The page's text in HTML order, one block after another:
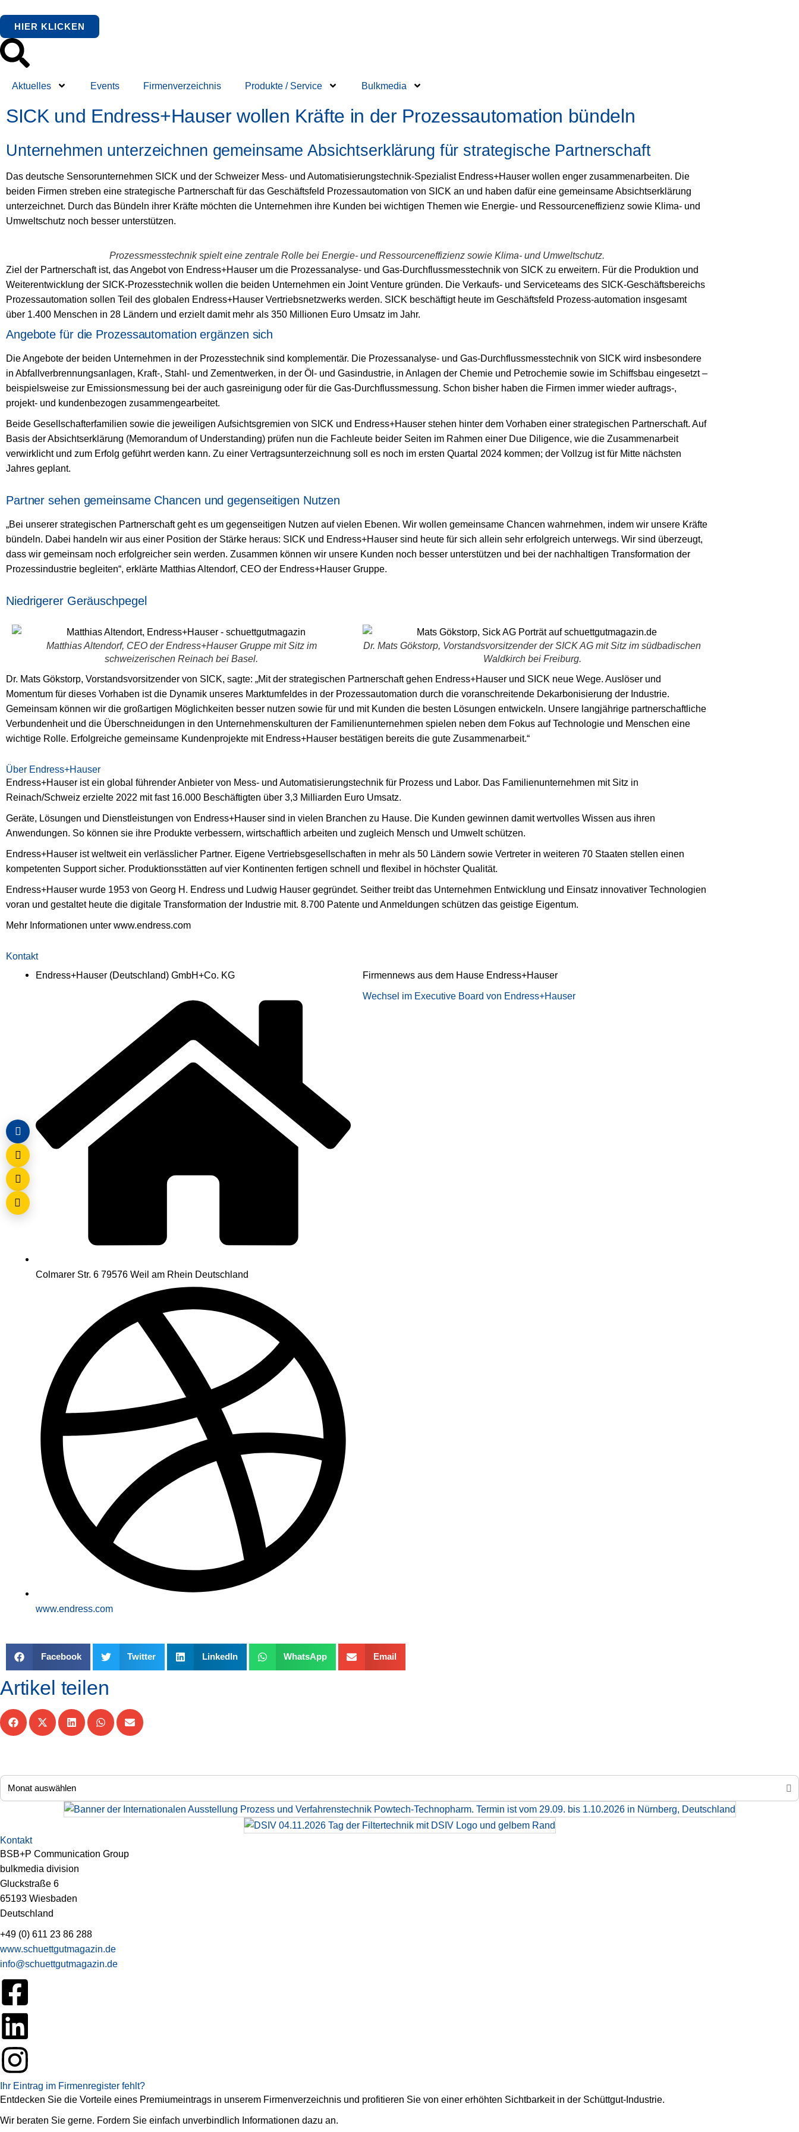
HIER KLICKEN
Aktuelles Events Firmenverzeichnis Produkte / Service Bulkmedia
SICK und Endress+Hauser wollen Kräfte in der Prozessautomation bündeln
Unternehmen unterzeichnen gemeinsame Absichtserklärung für strategische Partnerschaft
Das deutsche Sensorunternehmen SICK und der Schweizer Mess- und Automatisierungstechnik-Spezialist Endress+Hauser wollen enger zusammenarbeiten. Die
beiden Firmen streben eine strategische Partnerschaft für das Geschäftsfeld Prozessautomation von SICK an und haben dafür eine gemeinsame Absichtserklärung
unterzeichnet. Durch das Bündeln ihrer Kräfte möchten die Unternehmen ihre Kunden bei wichtigen Themen wie Energie- und Ressourceneffizienz sowie Klima- und
Umweltschutz noch besser unterstützen.
Prozessmesstechnik spielt eine zentrale Rolle bei Energie- und Ressourceneffizienz sowie Klima- und Umweltschutz.
Ziel der Partnerschaft ist, das Angebot von Endress+Hauser um die Prozessanalyse- und Gas-Durchflussmesstechnik von SICK zu erweitern. Für die Produktion und
Weiterentwicklung der SICK-Prozesstechnik wollen die beiden Unternehmen ein Joint Venture gründen. Die Verkaufs- und Serviceteams des SICK-Geschäftsbereichs
Prozessautomation sollen Teil des globalen Endress+Hauser Vertriebsnetzwerks werden. SICK beschäftigt heute im Geschäftsfeld Prozess-automation insgesamt
über 1.400 Menschen in 28 Ländern und erzielt damit mehr als 350 Millionen Euro Umsatz im Jahr.
Angebote für die Prozessautomation ergänzen sich
Die Angebote der beiden Unternehmen in der Prozesstechnik sind komplementär. Die Prozessanalyse- und Gas-Durchflussmesstechnik von SICK wird insbesondere
in Abfallverbrennungsanlagen, Kraft-, Stahl- und Zementwerken, in der Öl- und Gasindustrie, in Anlagen der Chemie und Petrochemie sowie im Schiffsbau eingesetzt –
beispielsweise zur Emissionsmessung bei der auch gasreinigung oder für die Gas-Durchflussmessung. Schon bisher haben die Firmen immer wieder auftrags-,
projekt- und kundenbezogen zusammengearbeitet.
Beide Gesellschafterfamilien sowie die jeweiligen Aufsichtsgremien von SICK und Endress+Hauser stehen hinter dem Vorhaben einer strategischen Partnerschaft. Auf
Basis der Absichtserklärung (Memorandum of Understanding) prüfen nun die Fachleute beider Seiten im Rahmen einer Due Diligence, wie die Zusammenarbeit
verwirklicht und zum Erfolg geführt werden kann. Zu einer Vertragsunterzeichnung soll es noch im ersten Quartal 2024 kommen; der Vollzug ist für Mitte nächsten
Jahres geplant.
Partner sehen gemeinsame Chancen und gegenseitigen Nutzen
„Bei unserer strategischen Partnerschaft geht es um gegenseitigen Nutzen auf vielen Ebenen. Wir wollen gemeinsame Chancen wahrnehmen, indem wir unsere Kräfte
bündeln. Dabei handeln wir aus einer Position der Stärke heraus: SICK und Endress+Hauser sind heute für sich allein sehr erfolgreich unterwegs. Wir sind überzeugt,
dass wir gemeinsam noch erfolgreicher sein werden. Zusammen können wir unsere Kunden noch besser unterstützen und bei der nachhaltigen Transformation der
Prozessindustrie begleiten“, erklärte Matthias Altendorf, CEO der Endress+Hauser Gruppe.
Niedrigerer Geräuschpegel
Matthias Altendorf, CEO der Endress+Hauser Gruppe mit Sitz im
schweizerischen Reinach bei Basel.
Dr. Mats Gökstorp, Vorstandsvorsitzender der SICK AG mit Sitz im südbadischen
Waldkirch bei Freiburg.
Dr. Mats Gökstorp, Vorstandsvorsitzender von SICK, sagte: „Mit der strategischen Partnerschaft gehen Endress+Hauser und SICK neue Wege. Auslöser und
Momentum für dieses Vorhaben ist die Dynamik unseres Marktumfeldes in der Prozessautomation durch die voranschreitende Dekarbonisierung der Industrie.
Gemeinsam können wir die großartigen Möglichkeiten besser nutzen sowie für und mit Kunden die besten Lösungen entwickeln. Unsere langjährige partnerschaftliche
Verbundenheit und die Überschneidungen in den Unternehmenskulturen der Familienunternehmen spielen neben dem Fokus auf Technologie und Menschen eine
wichtige Rolle. Erfolgreiche gemeinsame Kundenprojekte mit Endress+Hauser bestätigen bereits die gute Zusammenarbeit.“
Über Endress+Hauser
Endress+Hauser ist ein global führender Anbieter von Mess- und Automatisierungstechnik für Prozess und Labor. Das Familienunternehmen mit Sitz in
Reinach/Schweiz erzielte 2022 mit fast 16.000 Beschäftigten über 3,3 Milliarden Euro Umsatz.
Geräte, Lösungen und Dienstleistungen von Endress+Hauser sind in vielen Branchen zu Hause. Die Kunden gewinnen damit wertvolles Wissen aus ihren
Anwendungen. So können sie ihre Produkte verbessern, wirtschaftlich arbeiten und zugleich Mensch und Umwelt schützen.
Endress+Hauser ist weltweit ein verlässlicher Partner. Eigene Vertriebsgesellschaften in mehr als 50 Ländern sowie Vertreter in weiteren 70 Staaten stellen einen
kompetenten Support sicher. Produktionsstätten auf vier Kontinenten fertigen schnell und flexibel in höchster Qualität.
Endress+Hauser wurde 1953 von Georg H. Endress und Ludwig Hauser gegründet. Seither treibt das Unternehmen Entwicklung und Einsatz innovativer Technologien
voran und gestaltet heute die digitale Transformation der Industrie mit. 8.700 Patente und Anmeldungen schützen das geistige Eigentum.
Mehr Informationen unter www.endress.com
Kontakt
Endress+Hauser (Deutschland) GmbH+Co. KG
Colmarer Str. 6 79576 Weil am Rhein Deutschland
www.endress.com
Firmennews aus dem Hause Endress+Hauser
Wechsel im Executive Board von Endress+Hauser
Facebook Twitter LinkedIn WhatsApp Email
Artikel teilen
Kontakt
BSB+P Communication Group
bulkmedia division
Gluckstraße 6
65193 Wiesbaden
Deutschland
+49 (0) 611 23 86 288
www.schuettgutmagazin.de
info@schuettgutmagazin.de
Ihr Eintrag im Firmenregister fehlt?
Entdecken Sie die Vorteile eines Premiumeintrags in unserem Firmenverzeichnis und profitieren Sie von einer erhöhten Sichtbarkeit in der Schüttgut-Industrie.
Wir beraten Sie gerne. Fordern Sie einfach unverbindlich Informationen dazu an.